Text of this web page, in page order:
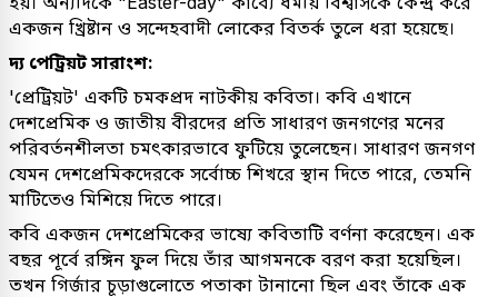
একজন খ্রিষ্টান ও সন্দেহবাদী লোকের বিতর্ক তুলে ধরা হয়েছে।
দ্য পেট্রিয়ট সারাংশ:
'প্রেট্রিয়ট' একটি চমকপ্রদ নাটকীয় কবিতা। কবি এখানে
দেশপ্রেমিক ও জাতীয় বীরদের প্রতি সাধারণ জনগণের মনের
পরিবর্তনশীলতা চমৎকারভাবে ফুটিয়ে তুলেছেন। সাধারণ জনগণ
যেমন দেশপ্রেমিকদেরকে সর্বোচ্চ শিখরে স্থান দিতে পারে, তেমনি
মাটিতেও মিশিয়ে দিতে পারে।
কবি একজন দেশপ্রেমিকের ভাষ্যে কবিতাটি বর্ণনা করেছেন। এক
বছর পূর্বে রঙ্গিন ফুল দিয়ে তাঁর আগমনকে বরণ করা হয়েছিল।
তখন গির্জার চূড়াগুলোতে পতাকা টানানো ছিল এবং তাঁকে এক